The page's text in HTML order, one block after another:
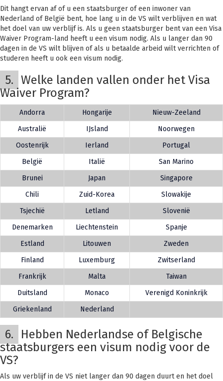
Dit hangt ervan af of u een staatsburger of een inwoner van
Nederland of België bent, hoe lang u in de VS wilt verblijven en wat
het doel van uw verblijf is. Als u geen staatsburger bent van een Visa
Waiver Program-land heeft u een visum nodig. Als u langer dan 90
dagen in de VS wilt blijven of als u betaalde arbeid wilt verrichten of
studeren heeft u ook een visum nodig.
5. Welke landen vallen onder het Visa
Waiver Program?
Andorra Hongarije
Nieuw-Zeeland
Australië
IJsland
Noorwegen
Oostenrijk
Ierland
Portugal
België
Italië
San Marino
Brunei
Japan
Singapore
Chili
Zuid-Korea
Slowakije
Tsjechië
Letland
Slovenië
Denemarken
Liechtenstein
Spanje
Estland
Litouwen
Zweden
Finland
Luxemburg
Zwitserland
Frankrijk
Malta
Taiwan
Duitsland
Monaco
Verenigd Koninkrijk
Griekenland
Nederland
6.
Hebben Nederlandse of Belgische
staatsburgers een visum nodig voor de
VS?
Als uw verblijf in de VS niet langer dan 90 dagen duurt en het doel